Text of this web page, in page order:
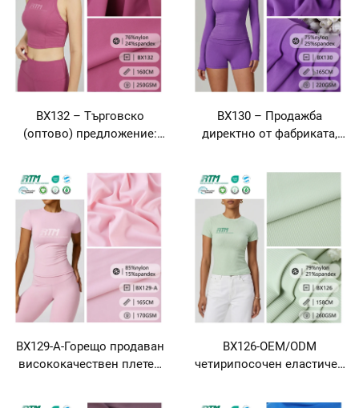
за йога-облекло и спортно
облекло
BX132 – Търговско
(оптово) предложение:
бръчки и с мека като кожа
повърхност, 250 г/м²,
състав: 76 % нейлон, 24 %
спандекс, за йога-облекло
и бельо
BX130 – Продажба
директно от фабриката,
поръчка (MOQ), плетена
тъкан 40D, антигънчеста,
приятна за кожата,
бързоизсъхваща от 75 %
нейлон и 25 % спандекс за
коригиращи дрехи и йога/
спортни дрехи с
двустранно изпъстрена
повърхност
BX129-A-Горещо продаван
висококачествен плетен
дишаем и четирипосочен
BX126-OEM/ODM
четирипосочен еластичен
плетен плат от 79 %